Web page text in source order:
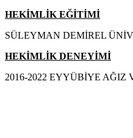
HEKİMLİK EĞİTİMİ
SÜLEYMAN DEMİREL
HEKİMLİK DENEYİMİ
2016-2022 EYYÜBİYE AĞIZ